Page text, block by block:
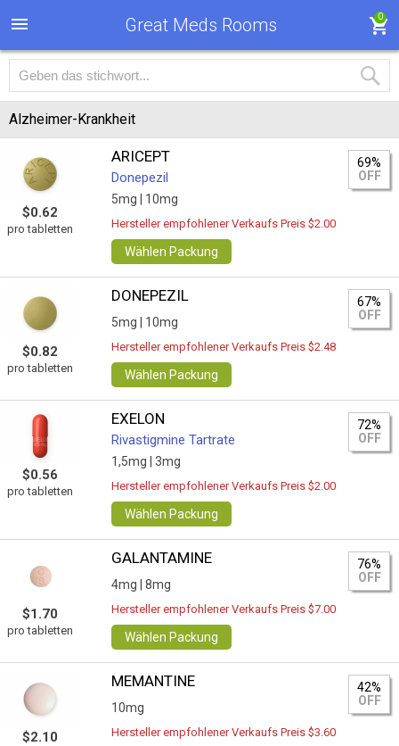
Great Meds Rooms 0
Alzheimer-Krankheit
$0.62
pro tabletten
ARICEPT
Donepezil
5mg | 10mg
69%
OFF
Hersteller empfohlener Verkaufs Preis $2.00
Wählen Packung
$0.82
pro tabletten
DONEPEZIL
5mg | 10mg
67%
OFF
Hersteller empfohlener Verkaufs Preis $2.48
Wählen Packung
$0.56
pro tabletten
EXELON
Rivastigmine Tartrate
1,5mg | 3mg
72%
OFF
Hersteller empfohlener Verkaufs Preis $2.00
Wählen Packung
$1.70
pro tabletten
GALANTAMINE
4mg | 8mg
76%
OFF
Hersteller empfohlener Verkaufs Preis $7.00
Wählen Packung
$2.10
MEMANTINE
10mg
42%
OFF
Hersteller empfohlener Verkaufs Preis $3.60